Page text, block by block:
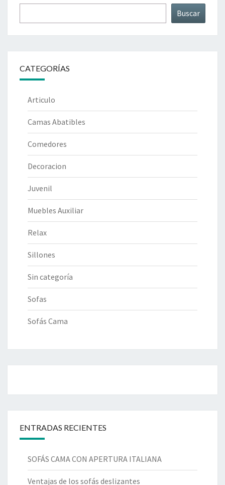
Buscar
CATEGORÍAS
Articulo
Camas Abatibles
Comedores
Decoracion
Juvenil
Muebles Auxiliar
Relax
Sillones
Sin categoría
Sofas
Sofás Cama
ENTRADAS RECIENTES
SOFÁS CAMA CON APERTURA ITALIANA
Ventajas de los sofás deslizantes